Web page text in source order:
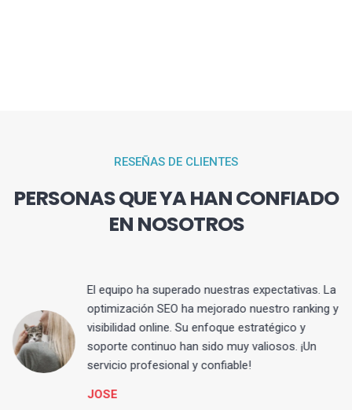
RESEÑAS DE CLIENTES
PERSONAS QUE YA HAN CONFIADO
EN NOSOTROS
El equipo ha superado nuestras expectativas. La
optimización SEO ha mejorado nuestro ranking y
visibilidad online. Su enfoque estratégico y
soporte continuo han sido muy valiosos. ¡Un
servicio profesional y confiable!
JOSE